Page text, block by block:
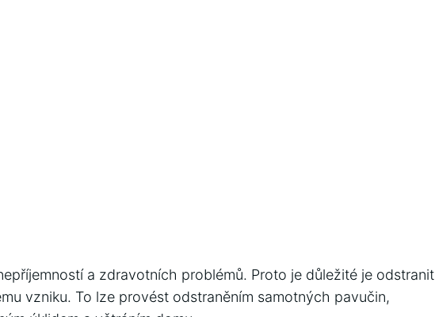
a zdravotních problémů. Proto je důležité je odstranit
vzniku. To lze provést odstraněním samotných pavučin,